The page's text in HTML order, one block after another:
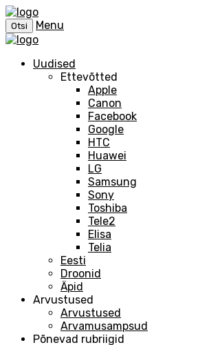
Otsi Menu
Uudised
Ettevõtted
Apple
Canon
Facebook
Google
HTC
Huawei
LG
Samsung
Sony
Toshiba
Tele2
Elisa
Telia
Eesti
Droonid
Äpid
Arvustused
Arvustused
Arvamusampsud
Põnevad rubriigid